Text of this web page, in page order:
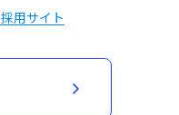
採用サイト